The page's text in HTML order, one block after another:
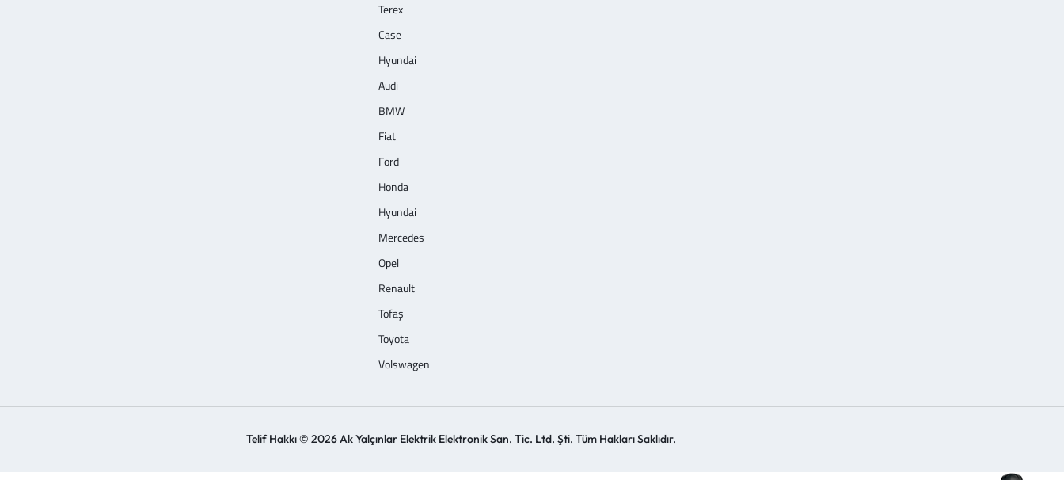
Terex
Case
Hyundai
Audi
BMW
Fiat
Ford
Honda
Hyundai
Mercedes
Opel
Renault
Tofaş
Toyota
Volswagen
Telif Hakkı © 2026 Ak Yalçınlar Elektrik Elektronik San. Tic. Ltd. Şti. Tüm Hakları Saklıdır.